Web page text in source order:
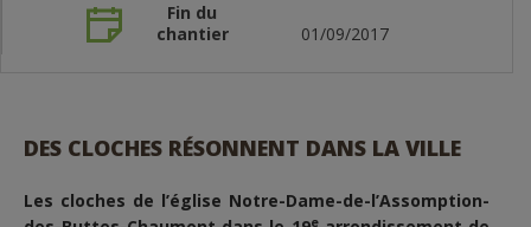
Fin du
chantier
01/09/2017
DES CLOCHES RÉSONNENT DANS LA VILLE
Les cloches de l’église Notre-Dame-de-l’Assomption-
e